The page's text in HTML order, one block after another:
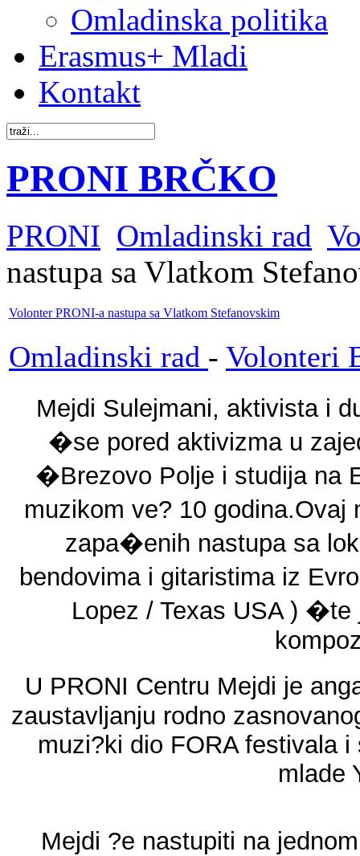
Omladinska politika
Erasmus+ Mladi
Kontakt
PRONI BRČKO
PRONI Omladinski rad
nastupa sa Vlatkom
Volonter PRONI-a nastupa sa Vlatkom Stefanovskim
Omladinski rad - Volonteri
Mejdi Sulejmani, aktivista i
�se pored aktivizma u
�Brezovo Polje i studija na
muzikom ve? 10 godina.Ovaj
zapa�enih nastupa sa
bendovima i gitaristima iz
Lopez / Texas USA ) �te
U PRONI Centru Mejdi je
zaustavljanju rodno
muzi?ki dio FORA festivala
mlade
Mejdi ?e nastupiti na